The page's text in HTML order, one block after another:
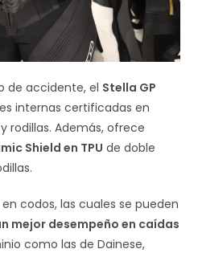
de accidente, el Stella GP
internas certificadas en
rodillas. Además, ofrece
Shield en TPU de doble
codos, las cuales se pueden
mejor desempeño en caídas
como las de Dainese,